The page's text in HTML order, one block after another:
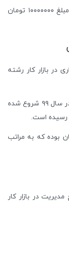
۲. برای حداکثر حقوقی که تعریف شده است، تا مبلغ ۱۰۰۰۰۰۰۰ تومان
در بازار کار رشته
۱. برای کار تمام وقت در تهران از ۷۰۰۰۰۰۰ تومان در سال ۹۹ شروع شده
حقوق تعریف شده ۱۵۰۰۰۰۰۰ تومان بوده که به مراتب
در بازار کار